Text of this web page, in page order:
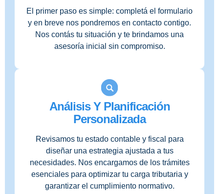
El primer paso es simple: completá el formulario
y en breve nos pondremos en contacto contigo.
Nos contás tu situación y te brindamos una
asesoría inicial sin compromiso.
Análisis Y Planificación
Personalizada
Revisamos tu estado contable y fiscal para
diseñar una estrategia ajustada a tus
necesidades. Nos encargamos de los trámites
esenciales para optimizar tu carga tributaria y
garantizar el cumplimiento normativo.